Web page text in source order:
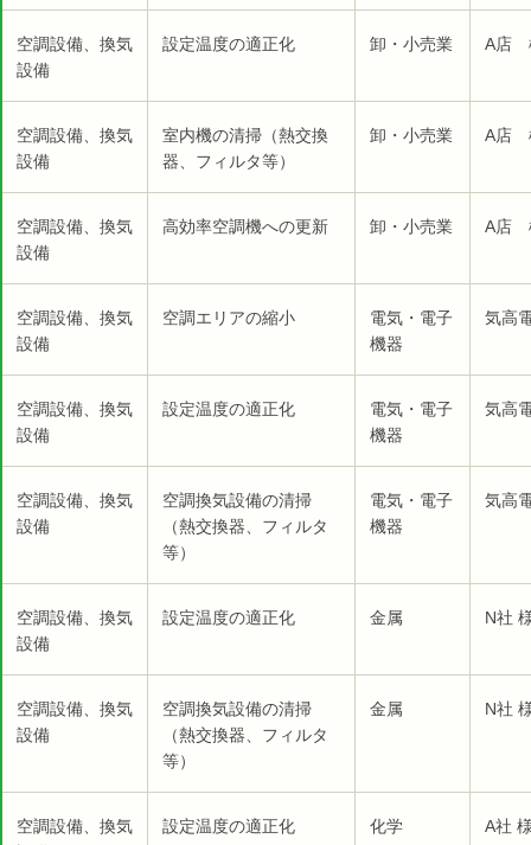
空調設備、換気
設備
設定温度の適正化 卸・小売業 A店
空調設備、換気
設備
室内機の清掃（熱交換
器、フィルタ等）
卸・小売業 A店
空調設備、換気
設備
高効率空調機への更新 卸・小売業 A店
空調設備、換気
設備
空調エリアの縮小
電気・電子
機器
気高
空調設備、換気
設備
設定温度の適正化
電気・電子
機器
気高
空調設備、換気
設備
空調換気設備の清掃
（熱交換器、フィルタ
等）
電気・電子
機器
気高
空調設備、換気
設備
設定温度の適正化 金属 N社
空調設備、換気
設備
空調換気設備の清掃
（熱交換器、フィルタ
等）
金属 N社
空調設備、換気
設定温度の適正化 化学 A社